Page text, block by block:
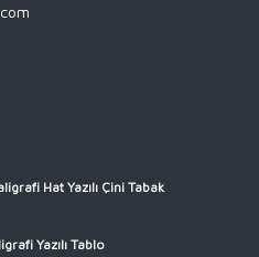
Hat Yazılı Çini Tabak
Yazılı Tablo